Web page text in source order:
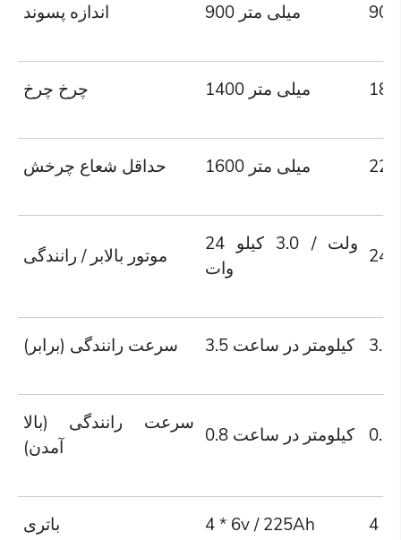
اندازه پسوند 900 میلی متر
چرخ چرخ 1400 میلی متر
حداقل شعاع چرخش 1600 میلی متر
موتور بالابر / رانندگی
24 ولت / 3.0 کیلو
وات
سرعت رانندگی (برابر) 3.5 کیلومتر در ساعت
سرعت رانندگی (بالا
آمدن)
0.8 کیلومتر در ساعت
باتری 4 * 6v / 225Ah 4 *